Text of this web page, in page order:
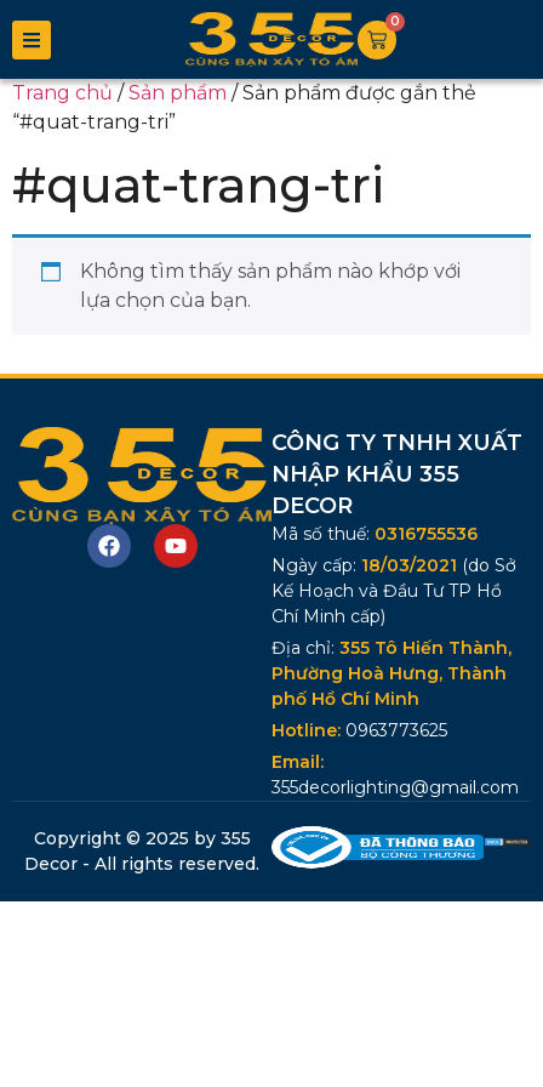
0
Trang chủ/Sản phẩm/ Sản phẩm được gắn thẻ
“#quat-trang-tri”
#quat-trang-tri
Không tìm thấy sản phẩm nào khớp với
lựa chọn của bạn.
CÔNG TY TNHH XUẤT
NHẬP KHẨU 355
DECOR
Mã số thuế: 0316755536
Ngày cấp: 18/03/2021 (do Sở
Kế Hoạch và Đầu Tư TP Hồ
Chí Minh cấp)
Địa chỉ: 355 Tô Hiến Thành,
Phường Hoà Hưng, Thành
phố Hồ Chí Minh
Hotline: 0963773625
Email:
355decorlighting@gmail.com
Copyright © 2025 by 355
Decor - All rights reserved.